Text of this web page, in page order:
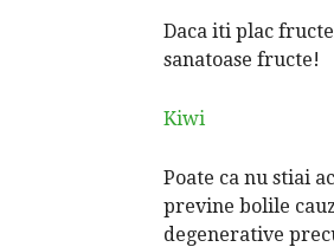
Daca iti plac
sanatoase fructe!
Kiwi
Poate ca nu stiai
previne bolile
degenerative